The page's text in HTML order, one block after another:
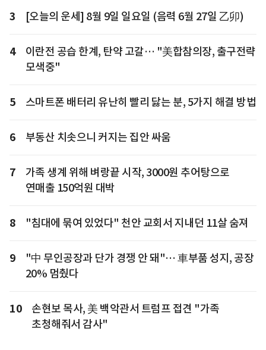
3 [오늘의 운세] 8월 9일 일요일 (음력 6월 27일 乙卯)
4
이란전 공습 한계, 탄약 고갈… "美합참의장, 출구전략
모색중"
5 스마트폰 배터리 유난히 빨리 닳는 분, 5가지 해결 방법
6 부동산 치솟으니 커지는 집안 싸움
7
가족 생계 위해 벼랑끝 시작, 3000원 추어탕으로
연매출 150억원 대박
8 "침대에 묶여 있었다" 천안 교회서 지내던 11살 숨져
9
"中 무인공장과 단가 경쟁 안 돼"… 車부품 성지, 공장
20% 멈췄다
10
손현보 목사, 美 백악관서 트럼프 접견 "가족
초청해줘서 감사"